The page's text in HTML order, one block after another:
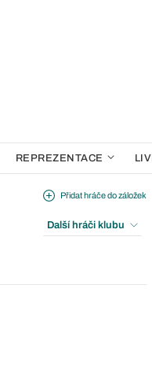
REPREZENTACE
Přidat hráče do záložek
Další hráči klubu